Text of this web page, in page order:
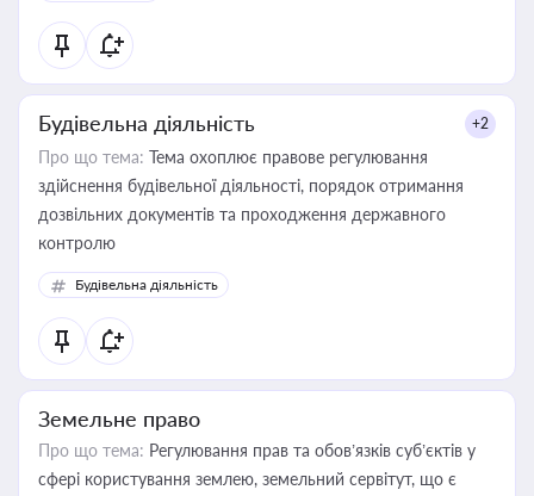
Будівельна діяльність +2
Про що тема: Тема охоплює правове регулювання
здійснення будівельної діяльності, порядок отримання
дозвільних документів та проходження державного
контролю
Будівельна діяльність
Земельне право
Про що тема: Регулювання прав та обов’язків суб’єктів у
сфері користування землею, земельний сервітут, що є